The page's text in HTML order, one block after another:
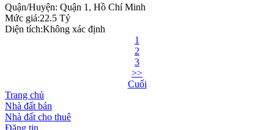
Quận/Huyện: Quận 1, Hồ Chí Minh
Mức giá:22.5 Tỷ
Diện tích:Không xác định
1
2
3
>>
Cuối
Trang chủ
Nhà đất bán
Nhà đất cho thuê
Đăng tin